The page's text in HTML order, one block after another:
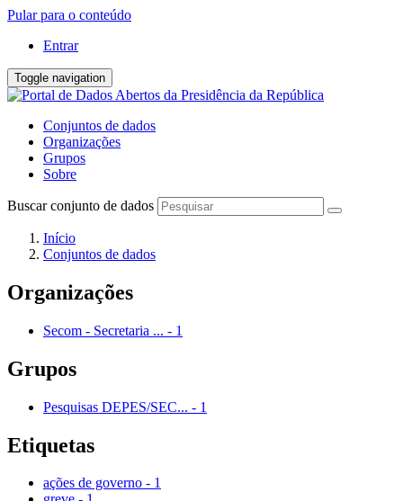
Pular para o conteúdo
Entrar
Toggle navigation
Conjuntos de dados
Organizações
Grupos
Sobre
Buscar conjunto de dados
Início
Conjuntos de dados
Organizações
Secom - Secretaria ... - 1
Grupos
Pesquisas DEPES/SEC... - 1
Etiquetas
ações de governo - 1